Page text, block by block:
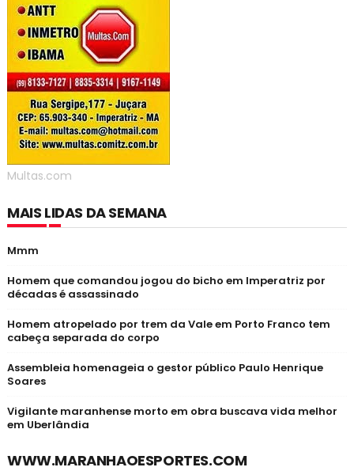
Multas.com
MAIS LIDAS DA SEMANA
Mmm
Homem que comandou jogou do bicho em Imperatriz por
décadas é assassinado
Homem atropelado por trem da Vale em Porto Franco tem
cabeça separada do corpo
Assembleia homenageia o gestor público Paulo Henrique
Soares
Vigilante maranhense morto em obra buscava vida melhor
em Uberlândia
WWW.MARANHAOESPORTES.COM